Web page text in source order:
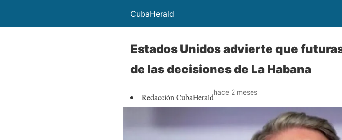
CubaHerald
Estados Unidos advierte que
de las decisiones de La Habana
Redacción CubaHeraldhace 2 meses